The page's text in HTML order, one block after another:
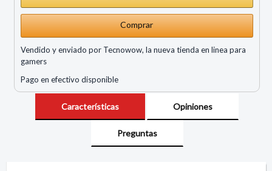
Comprar
Vendido y enviado por Tecnowow, la nueva tienda en linea para
gamers
Pago en efectivo disponible
Características Opiniones
Preguntas